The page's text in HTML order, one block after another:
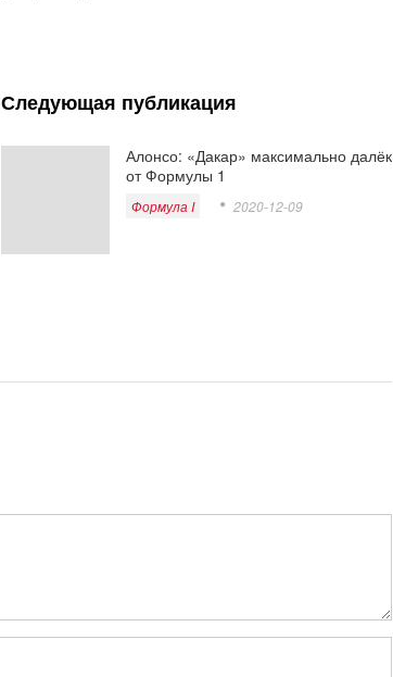
Следующая публикация
Алонсо: «Дакар» максимально далёк
от Формулы 1
Формула I 2020-12-09